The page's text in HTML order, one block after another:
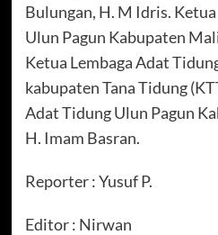
Bulungan, H. M Idris.
Ulun Pagun Kabupaten
Ketua Lembaga Adat
kabupaten Tana Tidung
Adat Tidung Ulun Pagun
H. Imam Basran.
Reporter : Yusuf P.
Editor : Nirwan